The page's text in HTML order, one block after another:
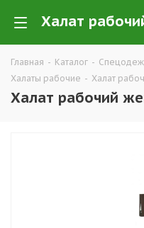
Главная - Каталог -
Халаты рабочие - Халат
Халат рабочий